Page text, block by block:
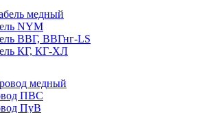
медный
NYM
ВВГ, ВВГнг-LS
КГ, КГ-ХЛ
медный
ПВС
ПуВ